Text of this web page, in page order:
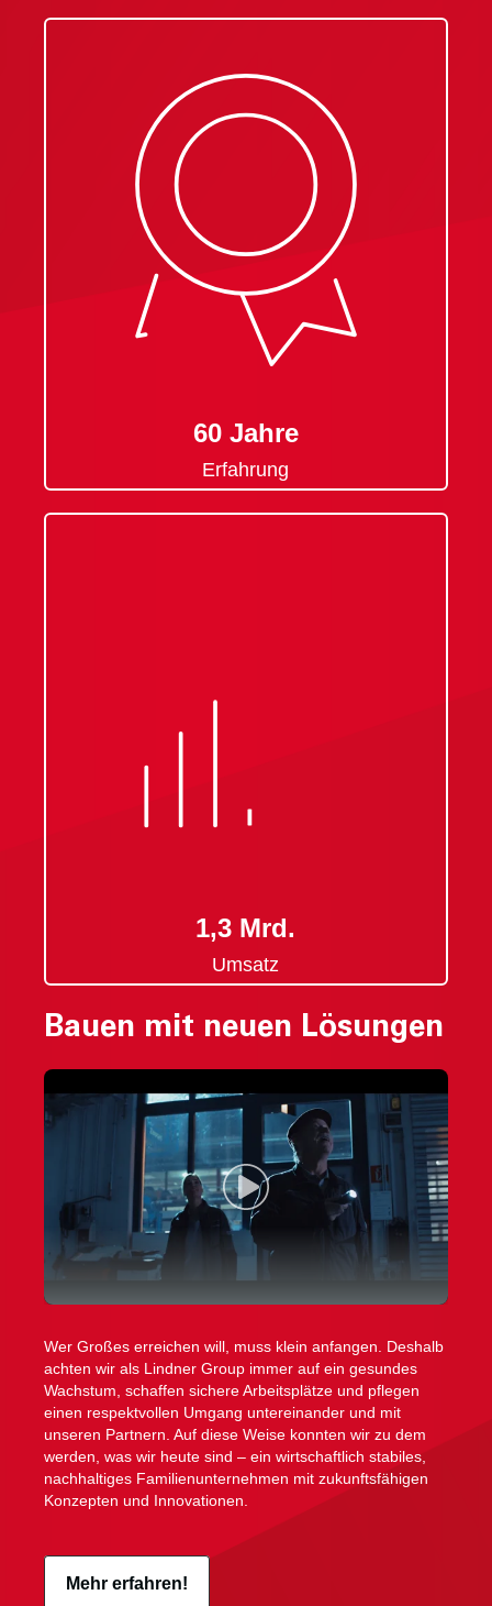
60 Jahre
Erfahrung
1,3 Mrd.
Umsatz
Bauen mit neuen Lösungen
Wer Großes erreichen will, muss klein anfangen. Deshalb
achten wir als Lindner Group immer auf ein gesundes
Wachstum, schaffen sichere Arbeitsplätze und pflegen
einen respektvollen Umgang untereinander und mit
unseren Partnern. Auf diese Weise konnten wir zu dem
werden, was wir heute sind – ein wirtschaftlich stabiles,
nachhaltiges Familienunternehmen mit zukunftsfähigen
Konzepten und Innovationen.
Mehr erfahren!